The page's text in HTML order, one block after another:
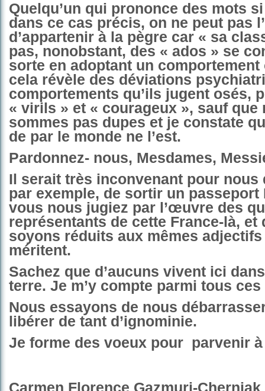
Quelqu’un qui prononce des mots
dans ce cas précis, on ne peut pas
d’appartenir à la pègre car « sa
pas, nonobstant, des « ados » se
sorte en adoptant un
cela révèle des déviations
comportements qu’ils jugent osés,
« virils » et « courageux », sauf que
sommes pas dupes et je constate
de par le monde ne l’est.
Pardonnez- nous, Mesdames,
Il serait très inconvenant pour nous
par exemple, de sortir un passeport
vous nous jugiez par l’œuvre des
représentants de cette France-là, et
soyons réduits aux mêmes adjectifs
méritent.
Sachez que d’aucuns vivent ici
terre. Je m’y compte parmi tous
Nous essayons de nous
libérer de tant d’ignominie.
Je forme des voeux pour parvenir
Carmen Florence Gazmuri-Cherniak